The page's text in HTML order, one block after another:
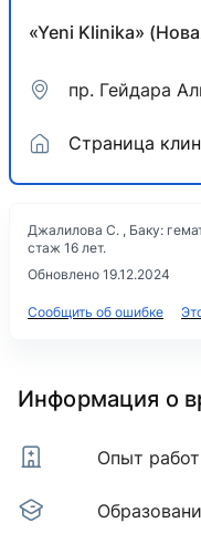
«Yeni Klinika»
пр. Гейдара
Страница
Джалилова С. , Баку:
стаж 16 лет.
Обновлено 19.12.2024
Сообщить об ошибке
Информация о
Опыт